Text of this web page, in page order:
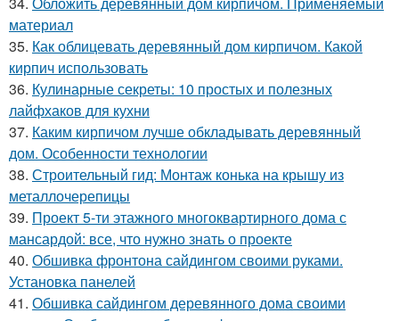
материал
35. Как облицевать деревянный дом кирпичом. Какой
кирпич использовать
36. Кулинарные секреты: 10 простых и полезных
лайфхаков для кухни
37. Каким кирпичом лучше обкладывать деревянный
дом. Особенности технологии
38. Строительный гид: Монтаж конька на крышу из
металлочерепицы
39. Проект 5-ти этажного многоквартирного дома с
мансардой: все, что нужно знать о проекте
40. Обшивка фронтона сайдингом своими руками.
Установка панелей
41. Обшивка сайдингом деревянного дома своими